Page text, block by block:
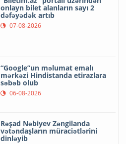
onlayn bilet alanların sayı 2
dəfəyədək artıb
07-08-2026
“Google”un məlumat emalı
mərkəzi Hindistanda etirazlara
səbəb olub
06-08-2026
Rəşad Nəbiyev Zəngilanda
vətəndaşların müraciətlərini
dinləyib